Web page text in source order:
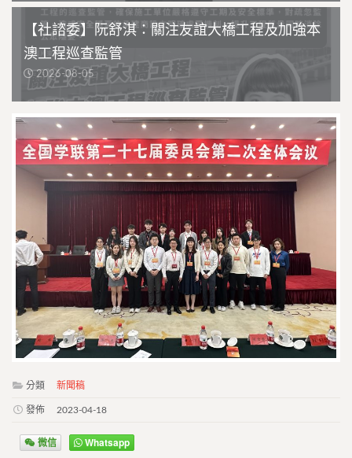
【社諮委】阮舒淇：關注友誼大橋工程及加強本
澳工程巡查監管
2026-08-05
分類 新聞稿
發佈 2023-04-18
微信 Whatsapp